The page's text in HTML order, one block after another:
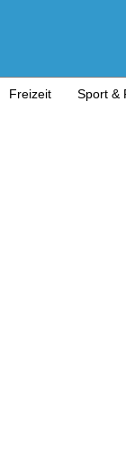
Freizeit Sport &